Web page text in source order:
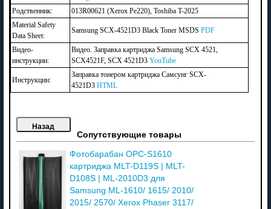
Родственник:
013R00621 (Xerox Pe220), Toshiba T-2025
Material Safety
Data Sheet:
Samsung SCX-4521D3 Black Toner MSDS PDF
Видео-
инструкции:
Видео. Заправка картриджа Samsung SCX 4521,
SCX4521F, SCX 4521D3 YouTube
Инструкции:
Заправка тонером картриджа Самсунг SCX-
4521D3 HTML
Сопутствующие товары
Фотобарабан OPC-S1610
картриджа MLT-D119S | MLT-
D108S | ML-2010D3 для
Samsung ML-1610/ 1615/ 2010/
2015/ 2570/ Xerox Phaser 3117/